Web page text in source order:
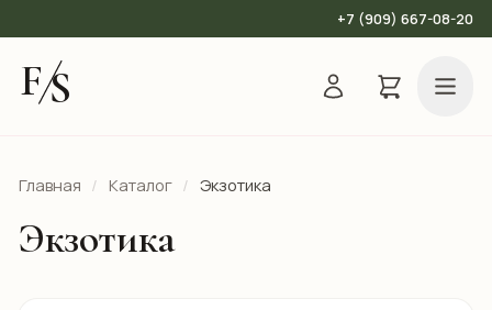
+7 (909) 667-08-20
FS
Главная / Каталог / Экзотика
Экзотика